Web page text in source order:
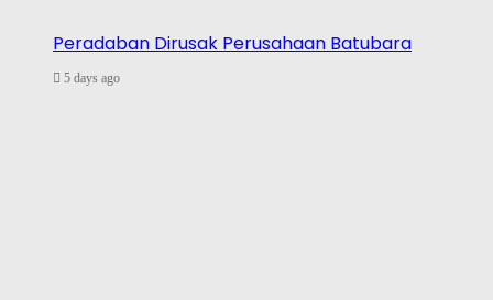
Peradaban Dirusak Perusahaan Batubara
5 days ago